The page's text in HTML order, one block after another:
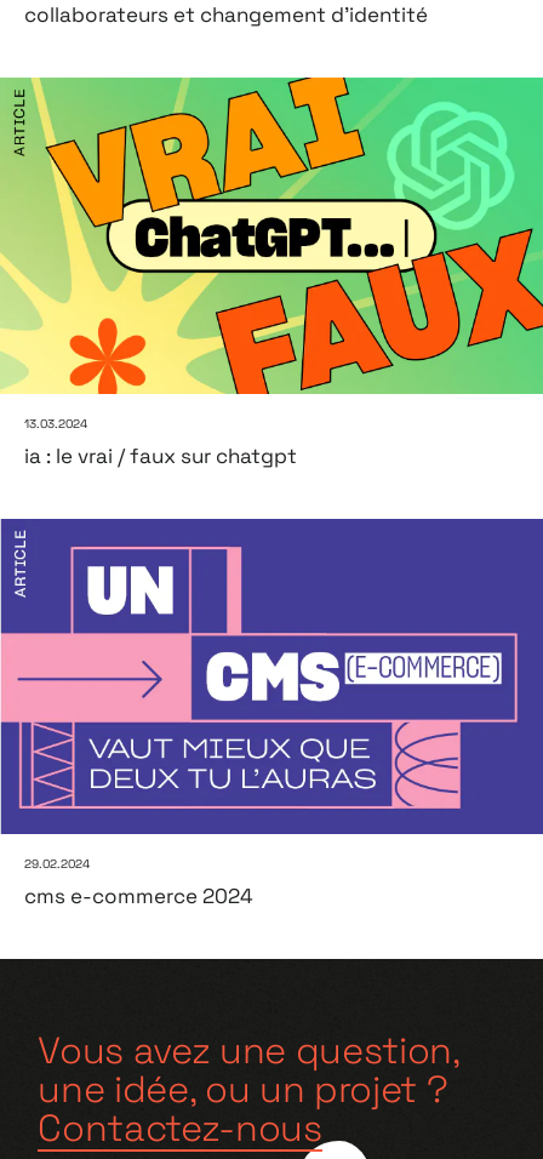
collaborateurs et changement d'identité
13.03.2024
ia : le vrai / faux sur chatgpt
29.02.2024
cms e-commerce 2024
Vous avez une question,
une idée, ou un projet ?
Contactez-nous